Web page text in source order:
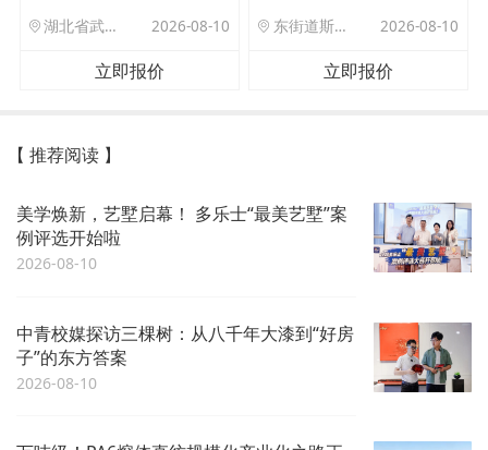
湖北省武汉市洪山区珞狮路122号武汉理工大孵化楼B座1701室 2026-08-10
立即报价
东街道斯村众杰路二号 2026-08-10
立即报价
【 推荐阅读 】
美学焕新，艺墅启幕！ 多乐士“最美艺墅”案
例评选开始啦
2026-08-10
中青校媒探访三棵树：从八千年大漆到“好房
子”的东方答案
2026-08-10